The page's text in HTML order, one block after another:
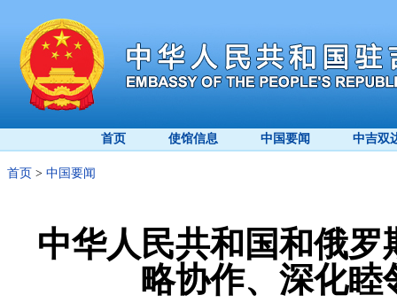
首页 使馆信息 中国要闻 中吉双
首页 > 中国要闻
中华人民共和国和俄
略协作、深化睦